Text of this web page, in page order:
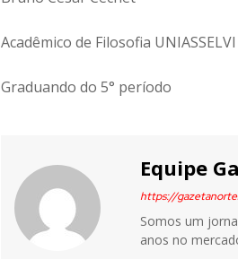
Acadêmico de Filosofia
Graduando do 5° período
Equipe
https://
Somos um
anos no